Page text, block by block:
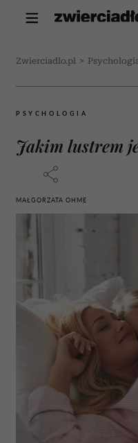
Zwierciadlo.pl >
PSYCHOLOGIA
Jakim lustrem
MAŁGORZATA OHME